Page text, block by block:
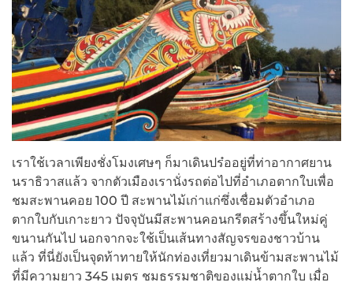
เราใช้เวลาเพียงชั่งโมงเศษๆ ก็มาเดินปร๋ออยู่ที่ท่าอากาศยาน
นราธิวาสแล้ว จากตัวเมืองเรานั่งรถต่อไปที่อำเภอตากใบเพื่อ
ชมสะพานคอย 100 ปี สะพานไม้เก่าแก่ซึ่งเชื่อมตัวอำเภอ
ตากใบกับเกาะยาว ปัจจุบันมีสะพานคอนกรีตสร้างขึ้นใหม่คู่
ขนานกันไป นอกจากจะใช้เป็นเส้นทางสัญจรของชาวบ้าน
แล้ว ที่นี่ยังเป็นจุดท้าทายให้นักท่องเที่ยวมาเดินข้ามสะพานไม้
ที่มีความยาว 345 เมตร ชมธรรมชาติของแม่น้ำตากใบ เมื่อ